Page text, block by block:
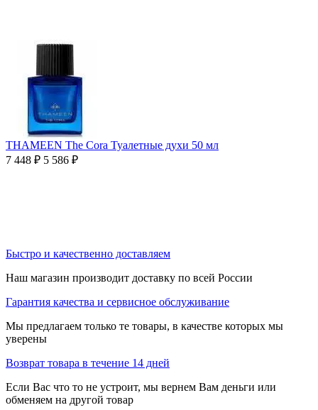
THAMEEN The Cora Туалетные духи 50 мл
7 448 ₽ 5 586 ₽
Быстро и качественно доставляем
Наш магазин производит доставку по всей России
Гарантия качества и сервисное обслуживание
Мы предлагаем только те товары, в качестве которых мы
уверены
Возврат товара в течение 14 дней
Если Вас что то не устроит, мы вернем Вам деньги или
обменяем на другой товар